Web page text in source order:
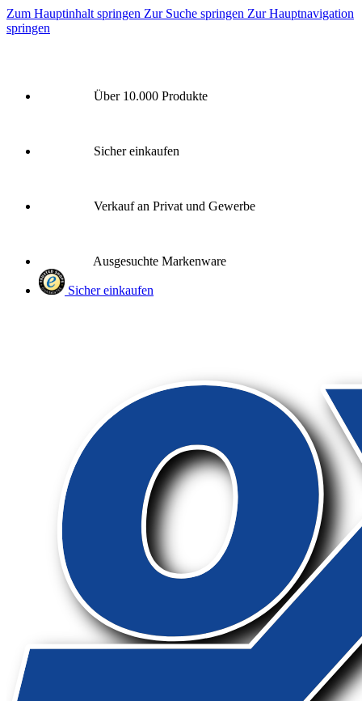
Zum Hauptinhalt springen Zur Suche springen Zur Hauptnavigation
springen
Über 10.000 Produkte
Sicher einkaufen
Verkauf an Privat und Gewerbe
Ausgesuchte Markenware
Sicher einkaufen